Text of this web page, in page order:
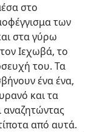
στο
των
στα γύρω
Ιεχωβά, το
του. Τα
ένα ένα,
και τα
αναζητώντας
από αυτά.